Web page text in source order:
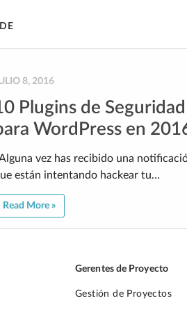
8, 2016
Plugins de Seguridad
WordPress en
vez has recibido una
están intentando hackear tu…
Read More »
Gerentes de Proyecto
Gestión de Proyectos